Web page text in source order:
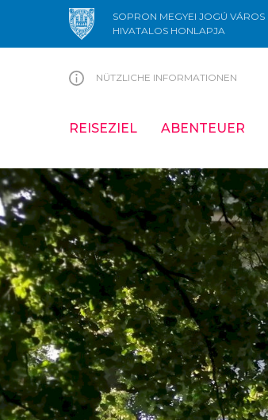
SOPRON MEGYEI JOGÚ VÁROS
HIVATALOS HONLAPJA
NÜTZLICHE INFORMATIONEN
REISEZIEL ABENTEUER